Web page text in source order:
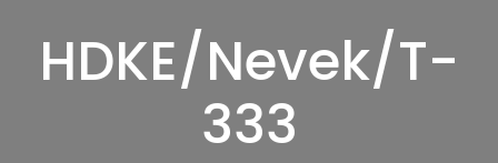
HDKE/Nevek/T-
333